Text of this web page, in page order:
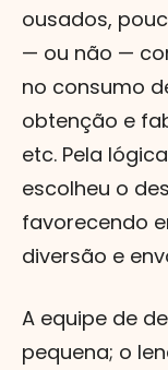
ousados,
— ou não —
no consumo
obtenção e
etc. Pela
escolheu o
favorecendo
diversão e
A equipe de
pequena; o